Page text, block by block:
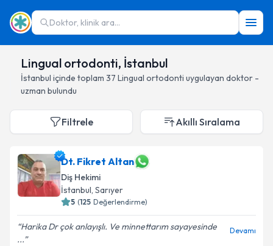
Doktor, klinik ara...
Lingual ortodonti, İstanbul
İstanbul içinde toplam 37 Lingual ortodonti uygulayan doktor -
uzman bulundu
Filtrele Akıllı Sıralama
Dt. Fikret Altan
Diş Hekimi
İstanbul, Sarıyer
5 (125 Değerlendirme)
Harika Dr çok anlayışlı. Ve minnettarım sayayesinde
...
Devamı